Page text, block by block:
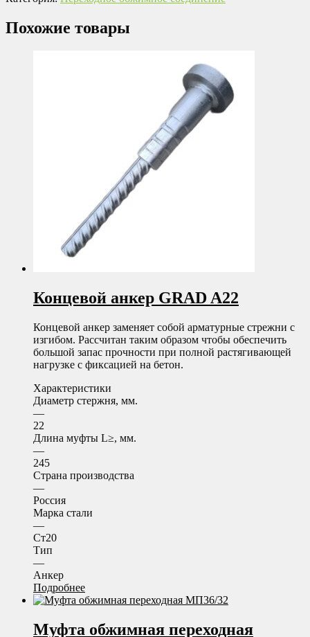
Похожие товары
Концевой анкер GRAD A22
Концевой анкер заменяет собой арматурные стрежни с
изгибом. Рассчитан таким образом чтобы обеспечить
большой запас прочности при полной растягивающей
нагрузке с фиксацией на бетон.
Характеристики
Диаметр стержня, мм.
—
22
Длина муфты L≥, мм.
—
245
Страна производства
—
Россия
Марка стали
—
Ст20
Тип
—
Анкер
Подробнее
Муфта обжимная переходная